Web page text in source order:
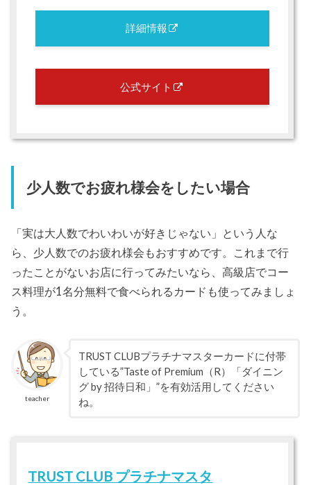
詳細情報
公式サイト
少人数でお疲れ様会をしたい場合
「実は大人数でわいわいが好きじゃない」という人な
ら、少人数でのお疲れ様会もおすすめです。これまで行
ったことがないお店に行ってみたいなら、高級店でコー
ス料理が1名分無料で食べられるカードも使ってみましょ
う。
teacher
TRUST CLUBプラチナマスターカードに付帯
している”Taste of Premium（R）「ダイニン
グ by 招待日和」”を有効活用してください
ね。
TRUST CLUB プラチナマスタ